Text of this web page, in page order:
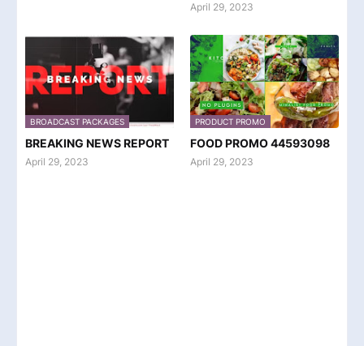
April 29, 2023
BROADCAST PACKAGES
BREAKING NEWS REPORT
April 29, 2023
PRODUCT PROMO
FOOD PROMO 44593098
April 29, 2023